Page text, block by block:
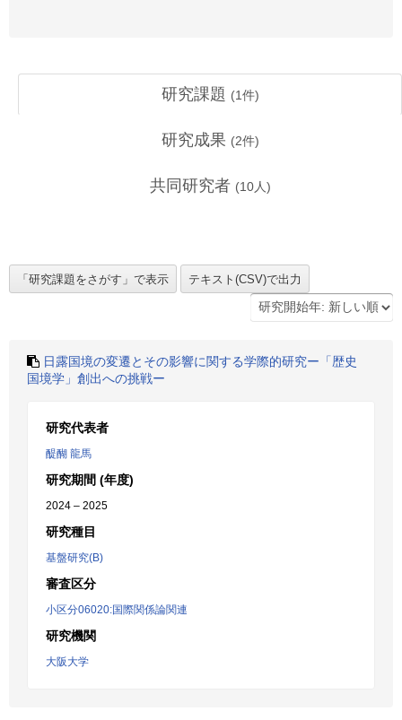
研究課題 (1件)
研究成果 (2件)
共同研究者 (10人)
日露国境の変遷とその影響に関する学際的研究ー「歴史
国境学」創出への挑戦ー
研究代表者
醍醐 龍馬
研究期間 (年度)
2024 – 2025
研究種目
基盤研究(B)
審査区分
小区分06020:国際関係論関連
研究機関
大阪大学